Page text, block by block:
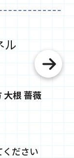
ル
大根 薔薇
ください